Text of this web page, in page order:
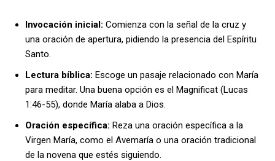
Invocación inicial: Comienza con la señal de la cruz y
una oración de apertura, pidiendo la presencia del Espíritu
Santo.
Lectura bíblica: Escoge un pasaje relacionado con María
para meditar. Una buena opción es el Magnificat (Lucas
1:46-55), donde María alaba a Dios.
Oración específica: Reza una oración específica a la
Virgen María, como el Avemaría o una oración tradicional
de la novena que estés siguiendo.